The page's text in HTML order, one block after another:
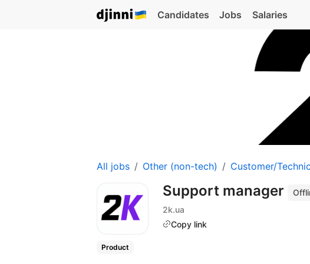
Candidates Jobs Salaries
All jobs Other (non-tech) Customer/
Support manager
2k.ua
Copy link
Product